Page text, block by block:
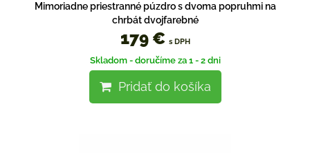
Mimoriadne priestranné púzdro s dvoma popruhmi na
chrbát dvojfarebné
179 € s DPH
Skladom - doručíme za 1 - 2 dni
Pridať do košíka